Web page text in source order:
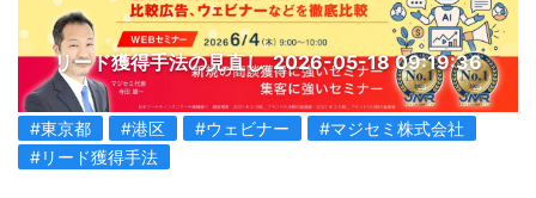
リード獲得手法の見直し 2026-05-18 09:19:36
#東京都 #港区 #ウェビナー
#マジセミ株式会社
#リード獲得手法